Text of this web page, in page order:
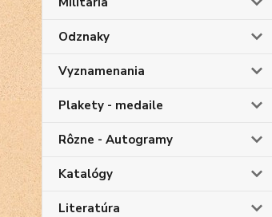
Odznaky
Vyznamenania
Plakety - medaile
Rôzne - Autogramy
Katalógy
Literatúra